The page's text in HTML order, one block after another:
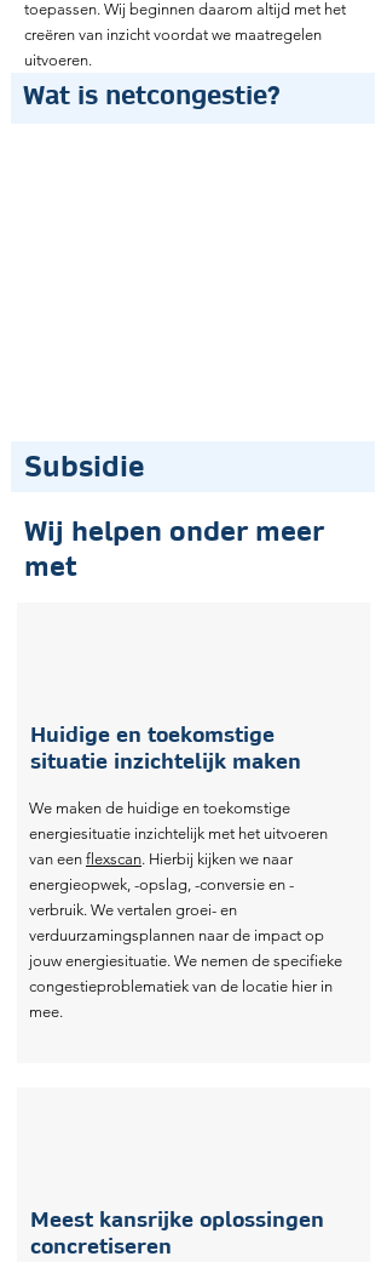
toepassen. Wij beginnen daarom altijd met het
creëren van inzicht voordat we maatregelen
uitvoeren.
Wat is netcongestie?
Lagere
Subsidie
Wij helpen onder meer
met
Huidige en toekomstige
situatie inzichtelijk maken
We maken de huidige en toekomstige
energiesituatie inzichtelijk met het uitvoeren
van een flexscan. Hierbij kijken we naar
energieopwek, -opslag, -conversie en -
verbruik. We vertalen groei- en
verduurzamingsplannen naar de impact op
jouw energiesituatie. We nemen de specifieke
congestieproblematiek van de locatie hier in
mee.
Meest kansrijke oplossingen
concretiseren